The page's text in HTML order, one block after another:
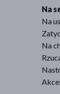
Na
Na
Na